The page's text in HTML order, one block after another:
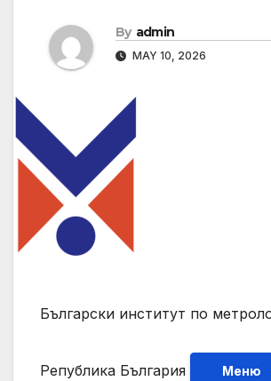
By admin
MAY 10, 2026
Български институт по
Република България Меню